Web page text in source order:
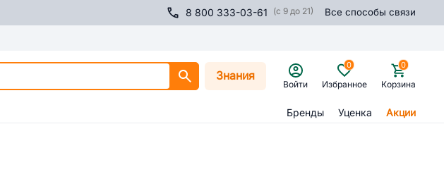
8 800 333-03-61 (с 9 до 21) Все способы связи
Знания
Войти Избранное
0
Корзина
0
Бренды Уценка Акции